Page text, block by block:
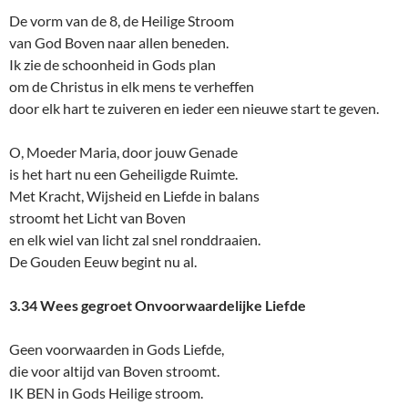
De vorm van de 8, de Heilige Stroom
van God Boven naar allen beneden.
Ik zie de schoonheid in Gods plan
om de Christus in elk mens te verheffen
door elk hart te zuiveren en ieder een nieuwe start te geven.
O, Moeder Maria, door jouw Genade
is het hart nu een Geheiligde Ruimte.
Met Kracht, Wijsheid en Liefde in balans
stroomt het Licht van Boven
en elk wiel van licht zal snel ronddraaien.
De Gouden Eeuw begint nu al.
3.34 Wees gegroet Onvoorwaardelijke Liefde
Geen voorwaarden in Gods Liefde,
die voor altijd van Boven stroomt.
IK BEN in Gods Heilige stroom.